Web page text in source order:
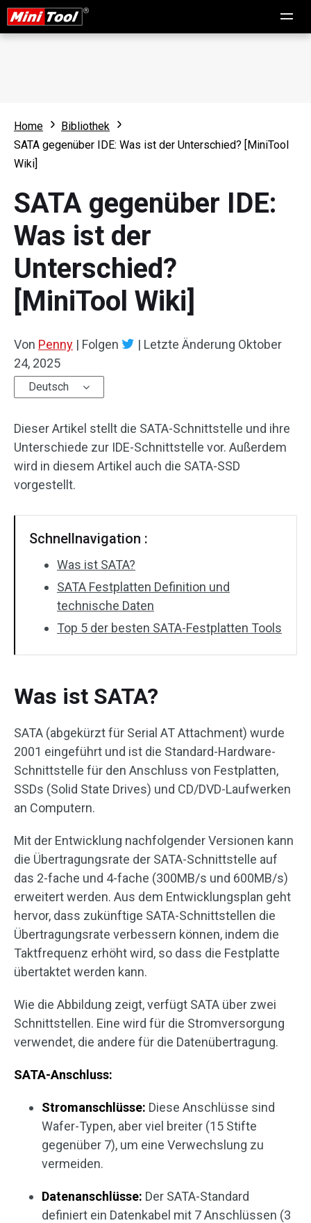
Home
Bibliothek
SATA gegenüber IDE: Was ist der Unterschied? [MiniTool
Wiki]
SATA gegenüber IDE:
Was ist der
Unterschied?
[MiniTool Wiki]
Von Penny | Folgen | Letzte Änderung Oktober
24, 2025
Deutsch
Dieser Artikel stellt die SATA-Schnittstelle und ihre
Unterschiede zur IDE-Schnittstelle vor. Außerdem
wird in diesem Artikel auch die SATA-SSD
vorgestellt.
Schnellnavigation :
Was ist SATA?
SATA Festplatten Definition und
technische Daten
Top 5 der besten SATA-Festplatten Tools
Was ist SATA?
SATA (abgekürzt für Serial AT Attachment) wurde
2001 eingeführt und ist die Standard-Hardware-
Schnittstelle für den Anschluss von Festplatten,
SSDs (Solid State Drives) und CD/DVD-Laufwerken
an Computern.
Mit der Entwicklung nachfolgender Versionen kann
die Übertragungsrate der SATA-Schnittstelle auf
das 2-fache und 4-fache (300MB/s und 600MB/s)
erweitert werden. Aus dem Entwicklungsplan geht
hervor, dass zukünftige SATA-Schnittstellen die
Übertragungsrate verbessern können, indem die
Taktfrequenz erhöht wird, so dass die Festplatte
übertaktet werden kann.
Wie die Abbildung zeigt, verfügt SATA über zwei
Schnittstellen. Eine wird für die Stromversorgung
verwendet, die andere für die Datenübertragung.
SATA-Anschluss:
Stromanschlüsse: Diese Anschlüsse sind
Wafer-Typen, aber viel breiter (15 Stifte
gegenüber 7), um eine Verwechslung zu
vermeiden.
Datenanschlüsse: Der SATA-Standard
definiert ein Datenkabel mit 7 Anschlüssen (3